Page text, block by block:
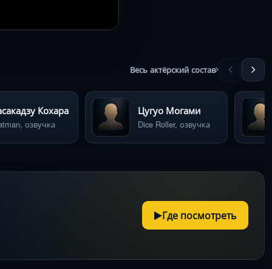
Весь актёрский состав
Кохара
озвучка
Цугуо Могами
Dice Roller, озвучка
Где посмотреть